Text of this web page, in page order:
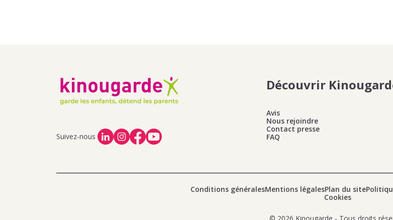
Suivez-nous
Découvrir
Avis
Nous rejoindre
Contact presse
FAQ
Conditions généralesMentions légalesPlan du site
Cookies